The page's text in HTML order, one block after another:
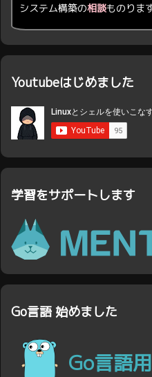
システム構築の相談ものります
Youtubeはじめました
学習をサポートします
Go言語 始めました
Go言語